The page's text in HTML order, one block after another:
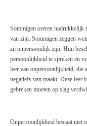
Sommigen oreren nadrukkelijk
van zijn. Sommigen zeggen
zij onpersoonlijk zijn. Hun
persoonlijkheid te spreken en
leer van onpersoonlijkheid, die
negatiefs van maakt. Deze leer
gebreken moeten op slag
Onpersoonlijkheid bestaat niet